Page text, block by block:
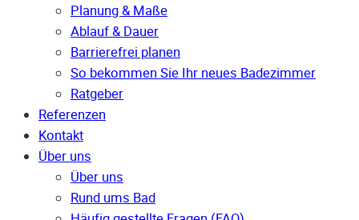
Planung & Maße
Ablauf & Dauer
Barrierefrei planen
So bekommen Sie Ihr neues Badezimmer
Ratgeber
Referenzen
Kontakt
Über uns
Über uns
Rund ums Bad